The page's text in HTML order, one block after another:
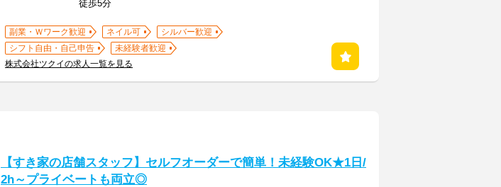
徒歩5分
副業・Ｗワーク歓迎 ネイル可
シルバー歓迎
シフト自由・自己申告
未経験者歓迎
株式会社ツクイの求人一覧を見る
【すき家の店舗スタッフ】セルフオーダーで簡単！未経験OK★1日/
2h～プライベートも両立◎